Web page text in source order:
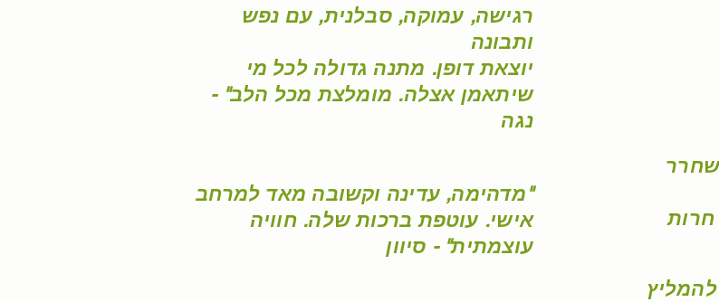
רגישה, עמוקה, סבלנית, עם נפש
ותבונה
יוצאת דופן. מתנה גדולה לכל מי
שיתאמן אצלה. מומלצת מכל הלב" -
נגה
מדהימה, עדינה וקשובה מאד למרחב"
אישי. עוטפת ברכות שלה. חוויה
עוצמתית" - סיוון
חרות
להמליץ